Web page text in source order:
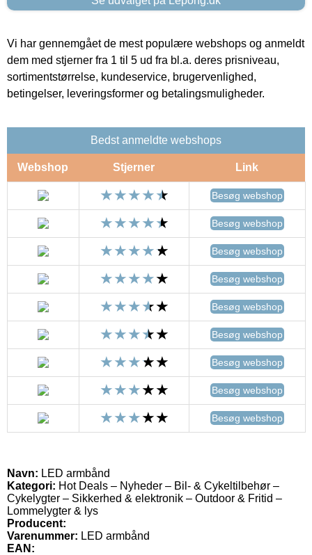
Vi har gennemgået de mest populære webshops og anmeldt
dem med stjerner fra 1 til 5 ud fra bl.a. deres prisniveau,
sortimentstørrelse, kundeservice, brugervenlighed,
betingelser, leveringsformer og betalingsmuligheder.
Bedst anmeldte webshops
Webshop Stjerner Link
Besøg webshop
Besøg webshop
Besøg webshop
Besøg webshop
Besøg webshop
Besøg webshop
Besøg webshop
Besøg webshop
Besøg webshop
Navn: LED armbånd
Kategori: Hot Deals – Nyheder – Bil- & Cykeltilbehør –
Cykelygter – Sikkerhed & elektronik – Outdoor & Fritid –
Lommelygter & lys
Producent:
Varenummer: LED armbånd
EAN: